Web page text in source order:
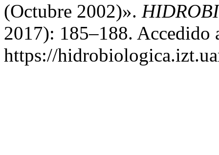
(Octubre 2002)».
2017): 185–188. Accedido
https://